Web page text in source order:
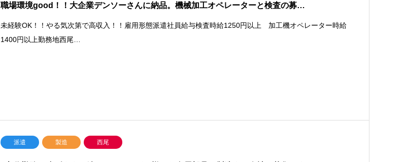
職場環境good！！大企業デンソーさんに納品。機械加工オペレーターと検査の募…
未経験OK！！やる気次第で高収入！！雇用形態派遣社員給与検査時給1250円以上 加工機オペレーター時給
1400円以上勤務地西尾…
派遣 製造 西尾